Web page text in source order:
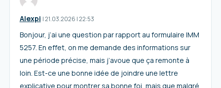
Alexpi I21.03.2026 |22:53
Bonjour, j’ai une question par rapport au formulaire IMM
5257. En effet, on me demande des informations sur
une période précise, mais j’avoue que ça remonte à
loin. Est-ce une bonne idée de joindre une lettre
explicative pour montrer sa bonne foi, mais que malgré